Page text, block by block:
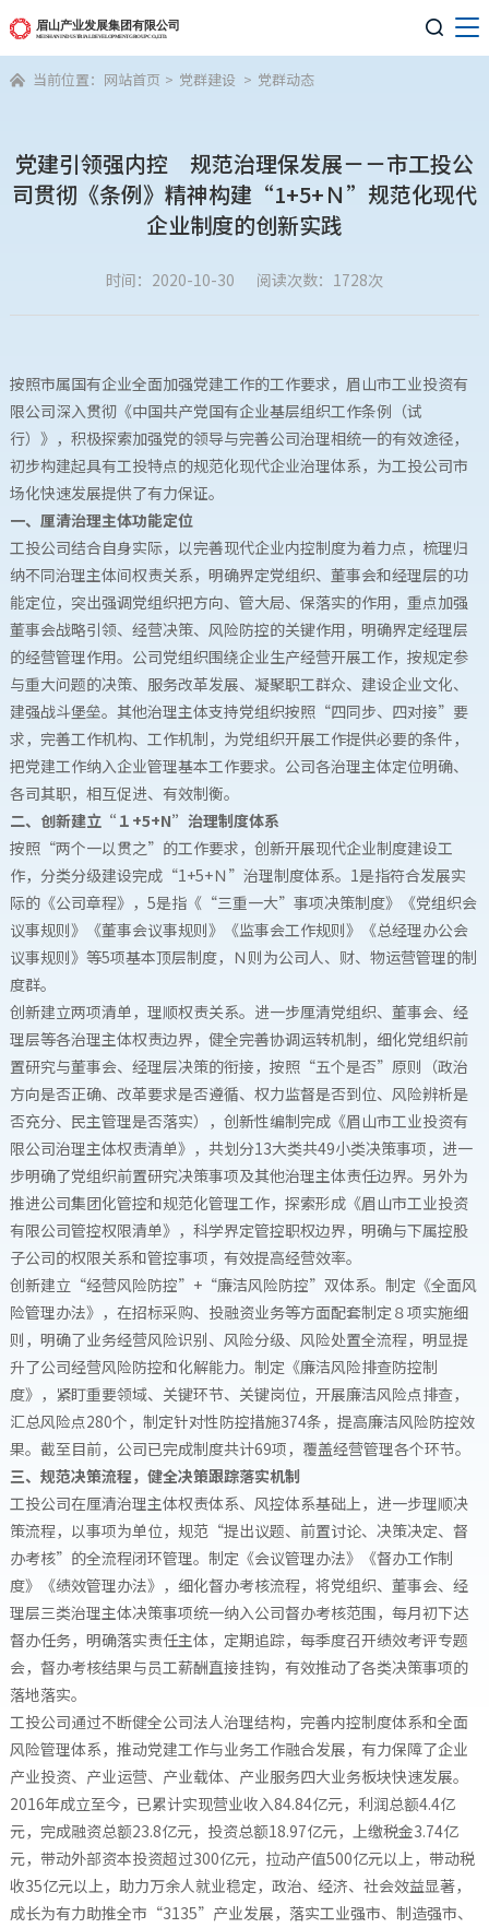

 当前位置： 网站首页 > 党群建设 > 党群动态
党建引领强内控 规范治理保发展－－市工投公
司贯彻《条例》精神构建“1+5+Ｎ”规范化现代
企业制度的创新实践
时间：2020-10-30 阅读次数：1728次
按照市属国有企业全面加强党建工作的工作要求，眉山市工业投资有
限公司深入贯彻《中国共产党国有企业基层组织工作条例（试
行）》，积极探索加强党的领导与完善公司治理相统一的有效途径，
初步构建起具有工投特点的规范化现代企业治理体系，为工投公司市
场化快速发展提供了有力保证。
一、厘清治理主体功能定位
工投公司结合自身实际，以完善现代企业内控制度为着力点，梳理归
纳不同治理主体间权责关系，明确界定党组织、董事会和经理层的功
能定位，突出强调党组织把方向、管大局、保落实的作用，重点加强
董事会战略引领、经营决策、风险防控的关键作用，明确界定经理层
的经营管理作用。公司党组织围绕企业生产经营开展工作，按规定参
与重大问题的决策、服务改革发展、凝聚职工群众、建设企业文化、
建强战斗堡垒。其他治理主体支持党组织按照“四同步、四对接”要
求，完善工作机构、工作机制，为党组织开展工作提供必要的条件，
把党建工作纳入企业管理基本工作要求。公司各治理主体定位明确、
各司其职，相互促进、有效制衡。
二、创新建立“１+5+N”治理制度体系
按照“两个一以贯之”的工作要求，创新开展现代企业制度建设工
作，分类分级建设完成“1+5+Ｎ”治理制度体系。1是指符合发展实
际的《公司章程》，5是指《“三重一大”事项决策制度》《党组织会
议事规则》《董事会议事规则》《监事会工作规则》《总经理办公会
议事规则》等5项基本顶层制度，Ｎ则为公司人、财、物运营管理的制
度群。
创新建立两项清单，理顺权责关系。进一步厘清党组织、董事会、经
理层等各治理主体权责边界，健全完善协调运转机制，细化党组织前
置研究与董事会、经理层决策的衔接，按照“五个是否”原则（政治
方向是否正确、改革要求是否遵循、权力监督是否到位、风险辨析是
否充分、民主管理是否落实），创新性编制完成《眉山市工业投资有
限公司治理主体权责清单》，共划分13大类共49小类决策事项，进一
步明确了党组织前置研究决策事项及其他治理主体责任边界。另外为
推进公司集团化管控和规范化管理工作，探索形成《眉山市工业投资
有限公司管控权限清单》，科学界定管控职权边界，明确与下属控股
子公司的权限关系和管控事项，有效提高经营效率。
创新建立“经营风险防控”+“廉洁风险防控”双体系。制定《全面风
险管理办法》，在招标采购、投融资业务等方面配套制定８项实施细
则，明确了业务经营风险识别、风险分级、风险处置全流程，明显提
升了公司经营风险防控和化解能力。制定《廉洁风险排查防控制
度》，紧盯重要领域、关键环节、关键岗位，开展廉洁风险点排查，
汇总风险点280个，制定针对性防控措施374条，提高廉洁风险防控效
果。截至目前，公司已完成制度共计69项，覆盖经营管理各个环节。
三、规范决策流程，健全决策跟踪落实机制
工投公司在厘清治理主体权责体系、风控体系基础上，进一步理顺决
策流程，以事项为单位，规范“提出议题、前置讨论、决策决定、督
办考核”的全流程闭环管理。制定《会议管理办法》《督办工作制
度》《绩效管理办法》，细化督办考核流程，将党组织、董事会、经
理层三类治理主体决策事项统一纳入公司督办考核范围，每月初下达
督办任务，明确落实责任主体，定期追踪，每季度召开绩效考评专题
会，督办考核结果与员工薪酬直接挂钩，有效推动了各类决策事项的
落地落实。
工投公司通过不断健全公司法人治理结构，完善内控制度体系和全面
风险管理体系，推动党建工作与业务工作融合发展，有力保障了企业
产业投资、产业运营、产业载体、产业服务四大业务板块快速发展。
2016年成立至今，已累计实现营业收入84.84亿元，利润总额4.4亿
元，完成融资总额23.8亿元，投资总额18.97亿元，上缴税金3.74亿
元，带动外部资本投资超过300亿元，拉动产值500亿元以上，带动税
收35亿元以上，助力万余人就业稳定，政治、经济、社会效益显著，
成长为有力助推全市“3135”产业发展，落实工业强市、制造强市、